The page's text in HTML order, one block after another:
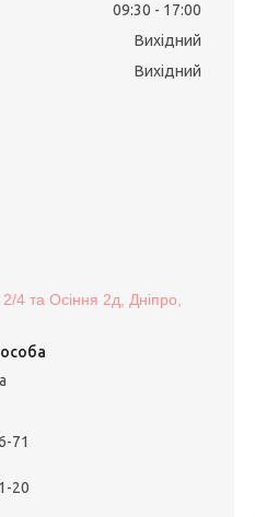
09:30
17:00
Вихідний
Вихідний
4 та Осіння 2д, Дніпро,
71
20